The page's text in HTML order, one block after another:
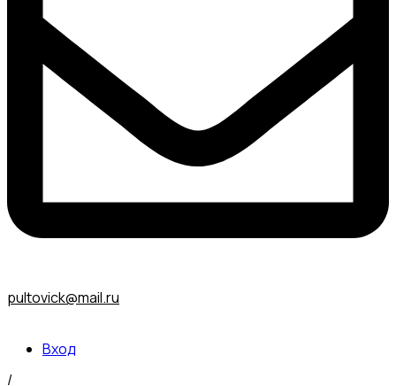
pultovick@mail.ru
Вход
/